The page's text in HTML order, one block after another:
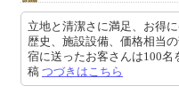
立地と清潔さに満足、お得
歴史、施設設備、価格相当
宿に送ったお客さんは100
稿 つづきはこちら